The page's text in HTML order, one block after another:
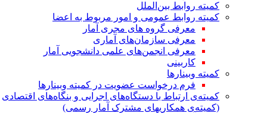
کمیته روابط بین‌الملل
کمیته روابط عمومی و امور مربوط به اعضا
معرفی گروه های مجری آمار
معرفی سازمان‌های آماری
معرفی انجمن‌های علمی دانشجویی آمار
کاربینی
کمیته وبینارها
فرم درخواست عضویت در کمیته وبینارها
کمیته‌ی ارتباط با دستگاه‌های اجرایی و بنگاه‌های اقتصادی
(کمیته‌ی همکاریهای مشترک آمار رسمی)